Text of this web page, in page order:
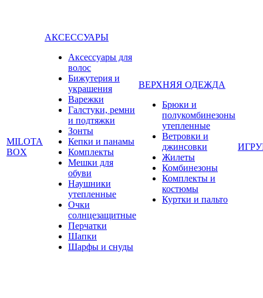
MILOTA
BOX
АКСЕССУАРЫ
Аксессуары для
волос
Бижутерия и
украшения
Варежки
Галстуки, ремни
и подтяжки
Зонты
Кепки и панамы
Комплекты
Мешки для
обуви
Наушники
утепленные
Очки
солнцезащитные
Перчатки
Шапки
Шарфы и снуды
ВЕРХНЯЯ ОДЕЖДА
Брюки и
полукомбинезоны
утепленные
Ветровки и
джинсовки
Жилеты
Комбинезоны
Комплекты и
костюмы
Куртки и пальто